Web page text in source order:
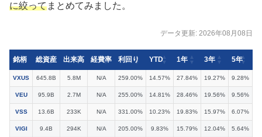
に絞ってまとめてみました。
データ更新: 2026年08月08日
銘柄 総資産 出来高 経費率 利回り YTD 1年 3年 5年
VXUS 645.8B 5.8M N/A 259.00% 14.57% 27.84% 19.27% 9.28%
VEU 95.9B 2.7M N/A 255.00% 14.81% 28.46% 19.56% 9.56%
VSS 13.6B 233K N/A 331.00% 10.23% 19.83% 15.97% 6.07%
VIGI 9.4B 294K N/A 205.00% 9.83% 15.79% 12.04% 5.64%